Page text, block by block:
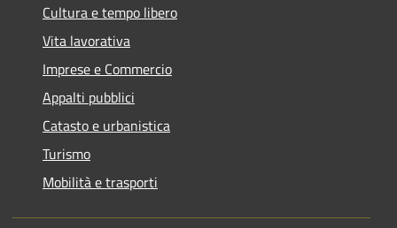
Cultura e tempo libero
Vita lavorativa
Imprese e Commercio
Appalti pubblici
Catasto e urbanistica
Turismo
Mobilità e trasporti